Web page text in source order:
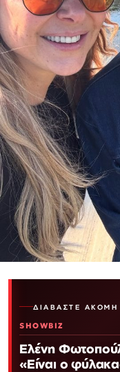
ΔΙΑΒΆΣΤΕ ΑΚΌΜΗ
SHOWBIZ
Ελένη
«Είναι ο